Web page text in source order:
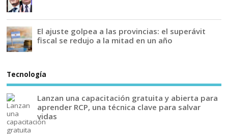
El ajuste golpea a las provincias: el superávit
fiscal se redujo a la mitad en un año
Tecnología
Lanzan una capacitación gratuita y abierta para
aprender RCP, una técnica clave para salvar
vidas